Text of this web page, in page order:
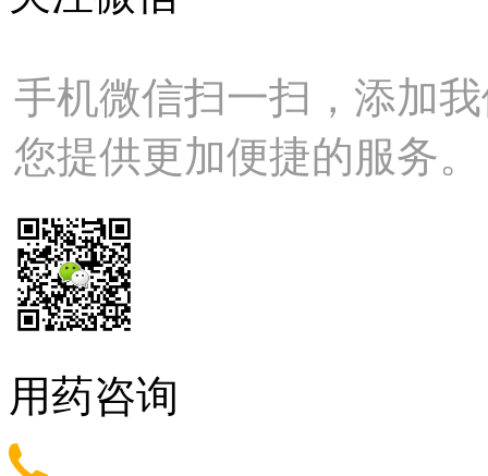
手机微信扫一扫，添加
您提供更加便捷的服务。
用药咨询